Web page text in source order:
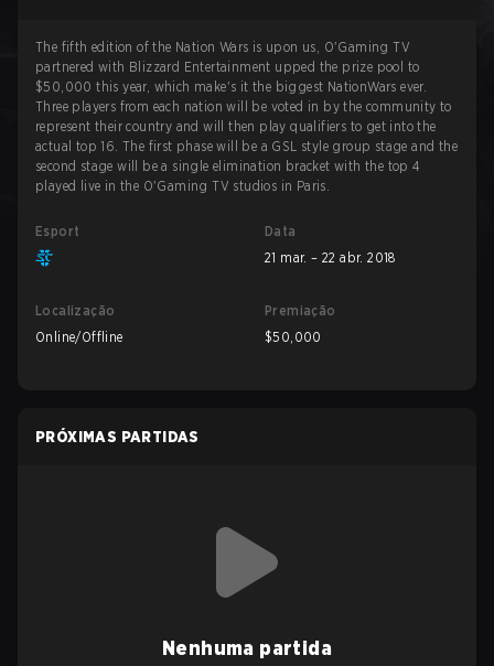
The fifth edition of the Nation Wars is upon us, O'Gaming TV
partnered with Blizzard Entertainment upped the prize pool to
$50,000 this year, which make's it the biggest NationWars ever.
Three players from each nation will be voted in by the community to
represent their country and will then play qualifiers to get into the
actual top 16. The first phase will be a GSL style group stage and the
second stage will be a single elimination bracket with the top 4
played live in the O'Gaming TV studios in Paris.
Esport
Data
21 mar. – 22 abr. 2018
Localização
Online/Offline
Premiação
$50,000
PRÓXIMAS PARTIDAS
Nenhuma partida